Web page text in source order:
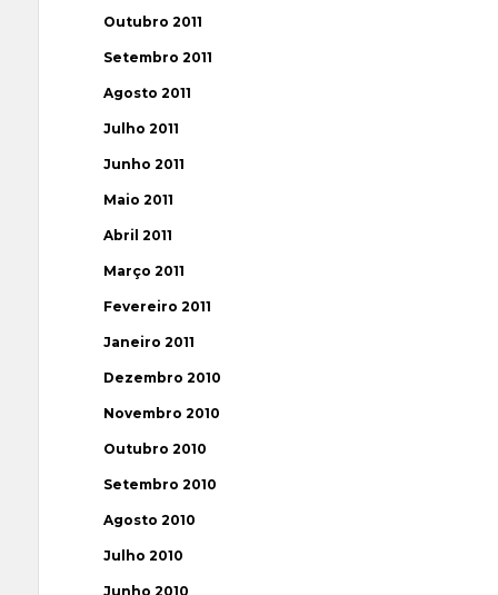
Outubro 2011
Setembro 2011
Agosto 2011
Julho 2011
Junho 2011
Maio 2011
Abril 2011
Março 2011
Fevereiro 2011
Janeiro 2011
Dezembro 2010
Novembro 2010
Outubro 2010
Setembro 2010
Agosto 2010
Julho 2010
Junho 2010